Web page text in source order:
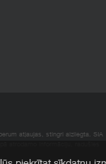
atļaujas, stingri aizliegta. SIA